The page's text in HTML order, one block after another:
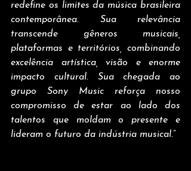
redefine os limites da música brasileira
contemporânea. Sua relevância
transcende gêneros musicais,
plataformas e territórios, combinando
excelência artística, visão e enorme
impacto cultural. Sua chegada ao
grupo Sony Music reforça nosso
compromisso de estar ao lado dos
talentos que moldam o presente e
lideram o futuro da indústria musical.”